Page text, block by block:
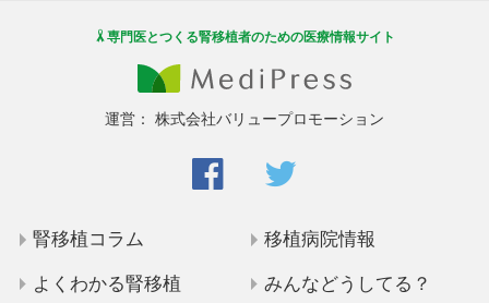
専門医とつくる腎移植者のための医療情報サイト
運営： 株式会社バリュープロモーション
腎移植コラム 移植病院情報
よくわかる腎移植 みんなどうしてる？